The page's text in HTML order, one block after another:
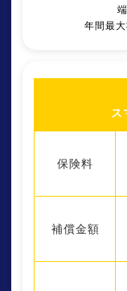
年間最
保険料
補償金額